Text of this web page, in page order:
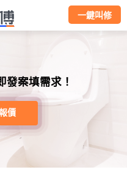
一鍵叫修
發案填需求！
價